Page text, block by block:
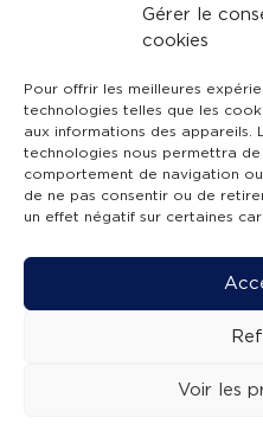
Gérer le
cookies
Pour offrir les meilleures
technologies telles que les
aux informations des appareils.
technologies nous permettra
comportement de navigation
de ne pas consentir ou de
un effet négatif sur certaines
Voir les
Mentions légales -